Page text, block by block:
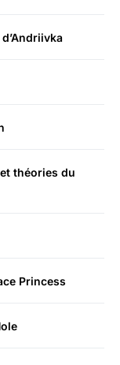
théories du
Princess